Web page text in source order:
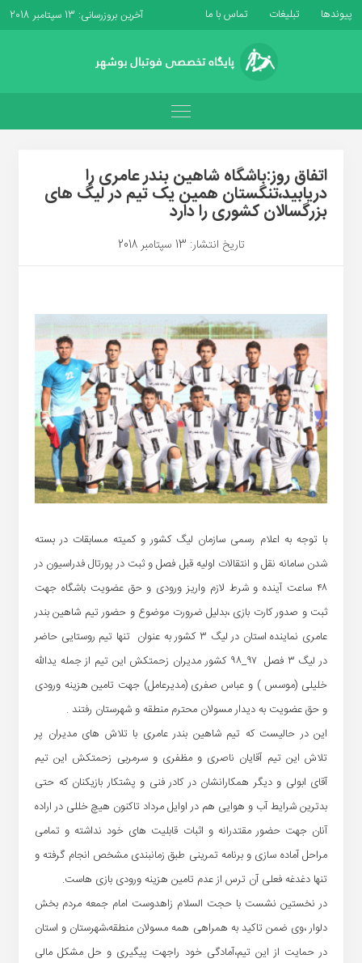
پیوندها تبلیغات تماس با ما آخرین بروزرسانی: 13 سپتامبر 2018
اتفاق روز:باشگاه شاهین بندر عامری را
دریابید،تنگستان همین یک تیم در لیگ های
بزرگسالان کشوری را دارد
تاریخ انتشار: 13 سپتامبر 2018
با توجه به اعلام رسمی سازمان لیگ کشور و کمیته مسابقات در بسته
شدن سامانه نقل و انتقالات اولیه قبل فصل و ثبت در پورتال فدراسیون در
۴۸ ساعت آینده و شرط لازم واریز ورودی و حق عضویت باشگاه جهت
ثبت و صدور کارت بازی ،بدلیل ضرورت موضوع و حضور تیم شاهین بندر
عامری نماینده استان در لیگ ۳ کشور به عنوان تنها تیم روستایی حاضر
در لیگ ۳ فصل ۹۷_۹۸ کشور مدیران زحمتکش این تیم از جمله یدالله
خلیلی (موسس ) و عباس صفری (مدیرعامل) جهت تامین هزینه ورودی
و حق عضویت به دیدار مسولان محترم منطقه و شهرستان رفتند .
این در حالیست که تیم شاهین بندر عامری با تلاش های مدیران پر
تلاش این تیم آقایان ناصری و مظفری و سرمربی زحمتکش این تیم
آقای ابولی و دیگر همکارانشان در کادر فنی و پشتکار بازیکنان که حتی
بدترین شرایط آب و هوایی هم در اوایل مرداد تاکنون هیچ خللی در اراده
آنان جهت حضور مقتدرانه و اثبات قابلیت های خود نداشته و تمامی
مراحل آماده سازی و برنامه تمرینی طبق زمانبندی مشخص انجام گرفته و
تنها دغدغه فعلی آن ترس از عدم تامین هزینه ورودی بازی هاست.
در نخستین نشست با حجت السلام زاهدوست امام جمعه مردم بخش
دلوار ،وی ضمن تاکید به همراهی همه مسولان منطقه،شهرستان و استان
در حمایت از این تیم،آمادگی خود راجهت پیگیری و حل مشکل مالی